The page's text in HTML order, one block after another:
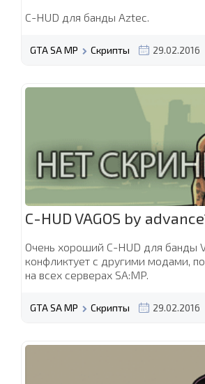
C-HUD для банды Aztec.
GTA SA MP Скрипты 29.02.2016
C-HUD VAGOS by
Очень хороший C-HUD для банды
конфликтует с другими модами,
на всех серверах SA:MP.
GTA SA MP Скрипты 29.02.2016